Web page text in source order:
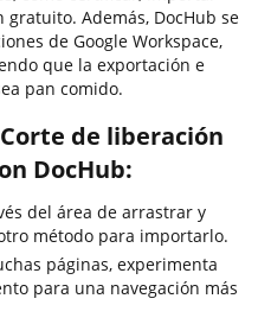
Además, DocHub se
de Google Workspace,
que la exportación e
pan comido.
de liberación
DocHub:
del área de arrastrar y
método para importarlo.
páginas, experimenta
para una navegación más